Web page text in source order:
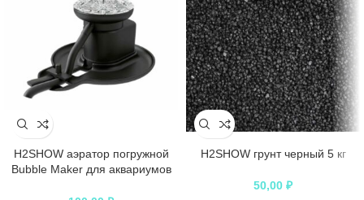
H2SHOW аэратор погружной
Bubble Maker для аквариумов
H2SHOW грунт черный 5 кг
50,00 ₽